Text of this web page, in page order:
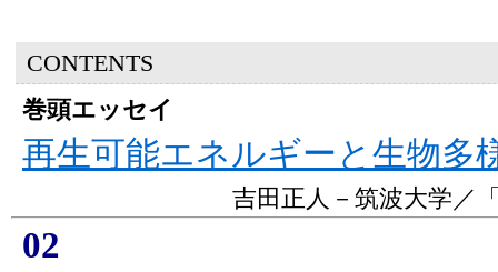
CONTENTS
巻頭エッセイ
再生可能エネルギーと生物多
吉田正人－筑波大学／
02